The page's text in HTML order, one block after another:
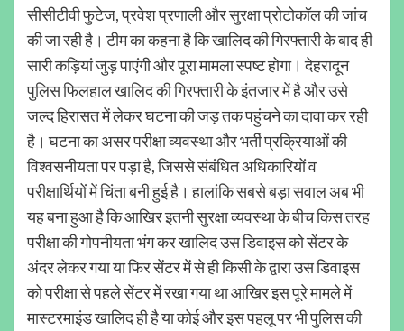
सीसीटीवी फुटेज, प्रवेश प्रणाली और सुरक्षा प्रोटोकॉल की जांच
की जा रही है। टीम का कहना है कि खालिद की गिरफ्तारी के बाद ही
सारी कड़ियां जुड़ पाएंगी और पूरा मामला स्पष्ट होगा। देहरादून
पुलिस फिलहाल खालिद की गिरफ्तारी के इंतजार में है और उसे
जल्द हिरासत में लेकर घटना की जड़ तक पहुंचने का दावा कर रही
है। घटना का असर परीक्षा व्यवस्था और भर्ती प्रक्रियाओं की
विश्वसनीयता पर पड़ा है, जिससे संबंधित अधिकारियों व
परीक्षार्थियों में चिंता बनी हुई है। हालांकि सबसे बड़ा सवाल अब भी
यह बना हुआ है कि आखिर इतनी सुरक्षा व्यवस्था के बीच किस तरह
परीक्षा की गोपनीयता भंग कर खालिद उस डिवाइस को सेंटर के
अंदर लेकर गया या फिर सेंटर में से ही किसी के द्वारा उस डिवाइस
को परीक्षा से पहले सेंटर में रखा गया था आखिर इस पूरे मामले में
मास्टरमाइंड खालिद ही है या कोई और इस पहलू पर भी पुलिस की